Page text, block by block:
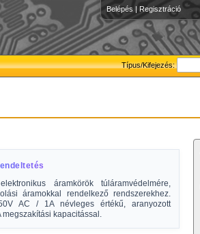
Belépés | Regisztráció
Típus/Kifejezés:
áramkörök túláramvédelmére,
áramokkal rendelkező rendszerekhez.
AC / 1A névleges értékű, aranyozott
megszakítási kapacitással.